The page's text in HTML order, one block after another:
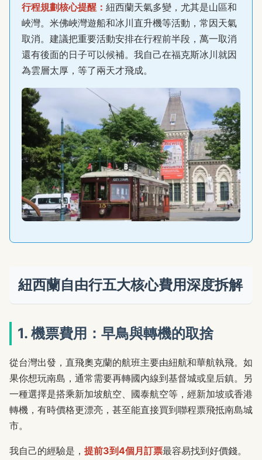
行程規劃核心提醒： 紐西蘭天氣多變，尤其是山區和
峽灣。米佛峽灣遊船和冰川直升機等活動，常因天氣
取消。建議把重要活動安排在行程前半段，萬一取消
還有後面的日子可以候補。我自己在福克斯冰川就因
為雲層太厚，等了兩天才飛成。
紐西蘭自由行五大核心費用深度拆解
1. 機票費用：早鳥與轉機的取捨
從台灣出發，直飛奧克蘭的航班主要由紐航和華航執飛。如
果你想玩南島，通常需要再轉國內線到基督城或皇后鎮。另
一種選擇是搭乘新加坡航空、國泰航空等，經新加坡或香港
轉機，有時價格更漂亮，甚至能直接買到聯程票飛抵南島城
市。
我自己的經驗是， 提前3到4個月訂票最容易找到好價錢。